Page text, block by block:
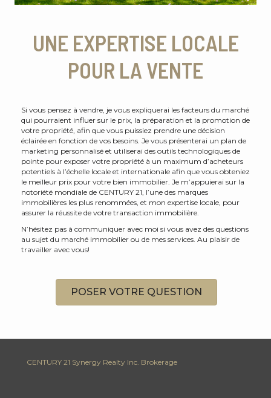
UNE EXPERTISE LOCALE
POUR LA VENTE
Si vous pensez à vendre, je vous expliquerai les facteurs du marché
qui pourraient influer sur le prix, la préparation et la promotion de
votre propriété, afin que vous puissiez prendre une décision
éclairée en fonction de vos besoins. Je vous présenterai un plan de
marketing personnalisé et utiliserai des outils technologiques de
pointe pour exposer votre propriété à un maximum d’acheteurs
potentiels à l’échelle locale et internationale afin que vous obteniez
le meilleur prix pour votre bien immobilier. Je m’appuierai sur la
notoriété mondiale de CENTURY 21, l’une des marques
immobilières les plus renommées, et mon expertise locale, pour
assurer la réussite de votre transaction immobilière.
N’hésitez pas à communiquer avec moi si vous avez des questions
au sujet du marché immobilier ou de mes services. Au plaisir de
travailler avec vous!
POSER VOTRE QUESTION
CENTURY 21 Synergy Realty Inc. Brokerage